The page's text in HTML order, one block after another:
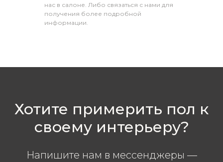
нас в салоне. Либо связаться с нами для
получения более подробной
информации.
Хотите примерить пол к
своему интерьеру?
Напишите нам в мессенджеры —